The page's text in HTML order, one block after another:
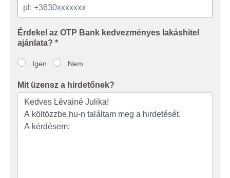
Érdekel az OTP Bank kedvezményes lakáshitel
ajánlata? *
Igen Nem
Mit üzensz a hirdetőnek?